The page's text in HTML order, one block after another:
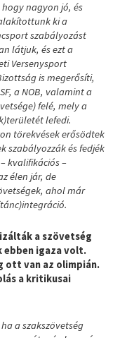
nagyon jó, és
ki a
szabályozást
látjuk, és ezt a
Versenysport
is megerősíti,
a NOB, valamint a
felé, mely a
lefedi.
törekvések erősödtek
szabályozzák és fedjék
kvalifikációs –
élen jár, de
ahol már
a szövetség
igaza volt.
ott van az olimpián.
a kritikusai
a szakszövetség